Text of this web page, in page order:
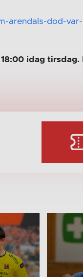
arendals-dod-
idag tirsdag.